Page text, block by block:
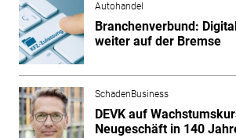
Autohandel
Branchenverbund:
weiter auf der Bremse
SchadenBusiness
DEVK auf
Neugeschäft in 140